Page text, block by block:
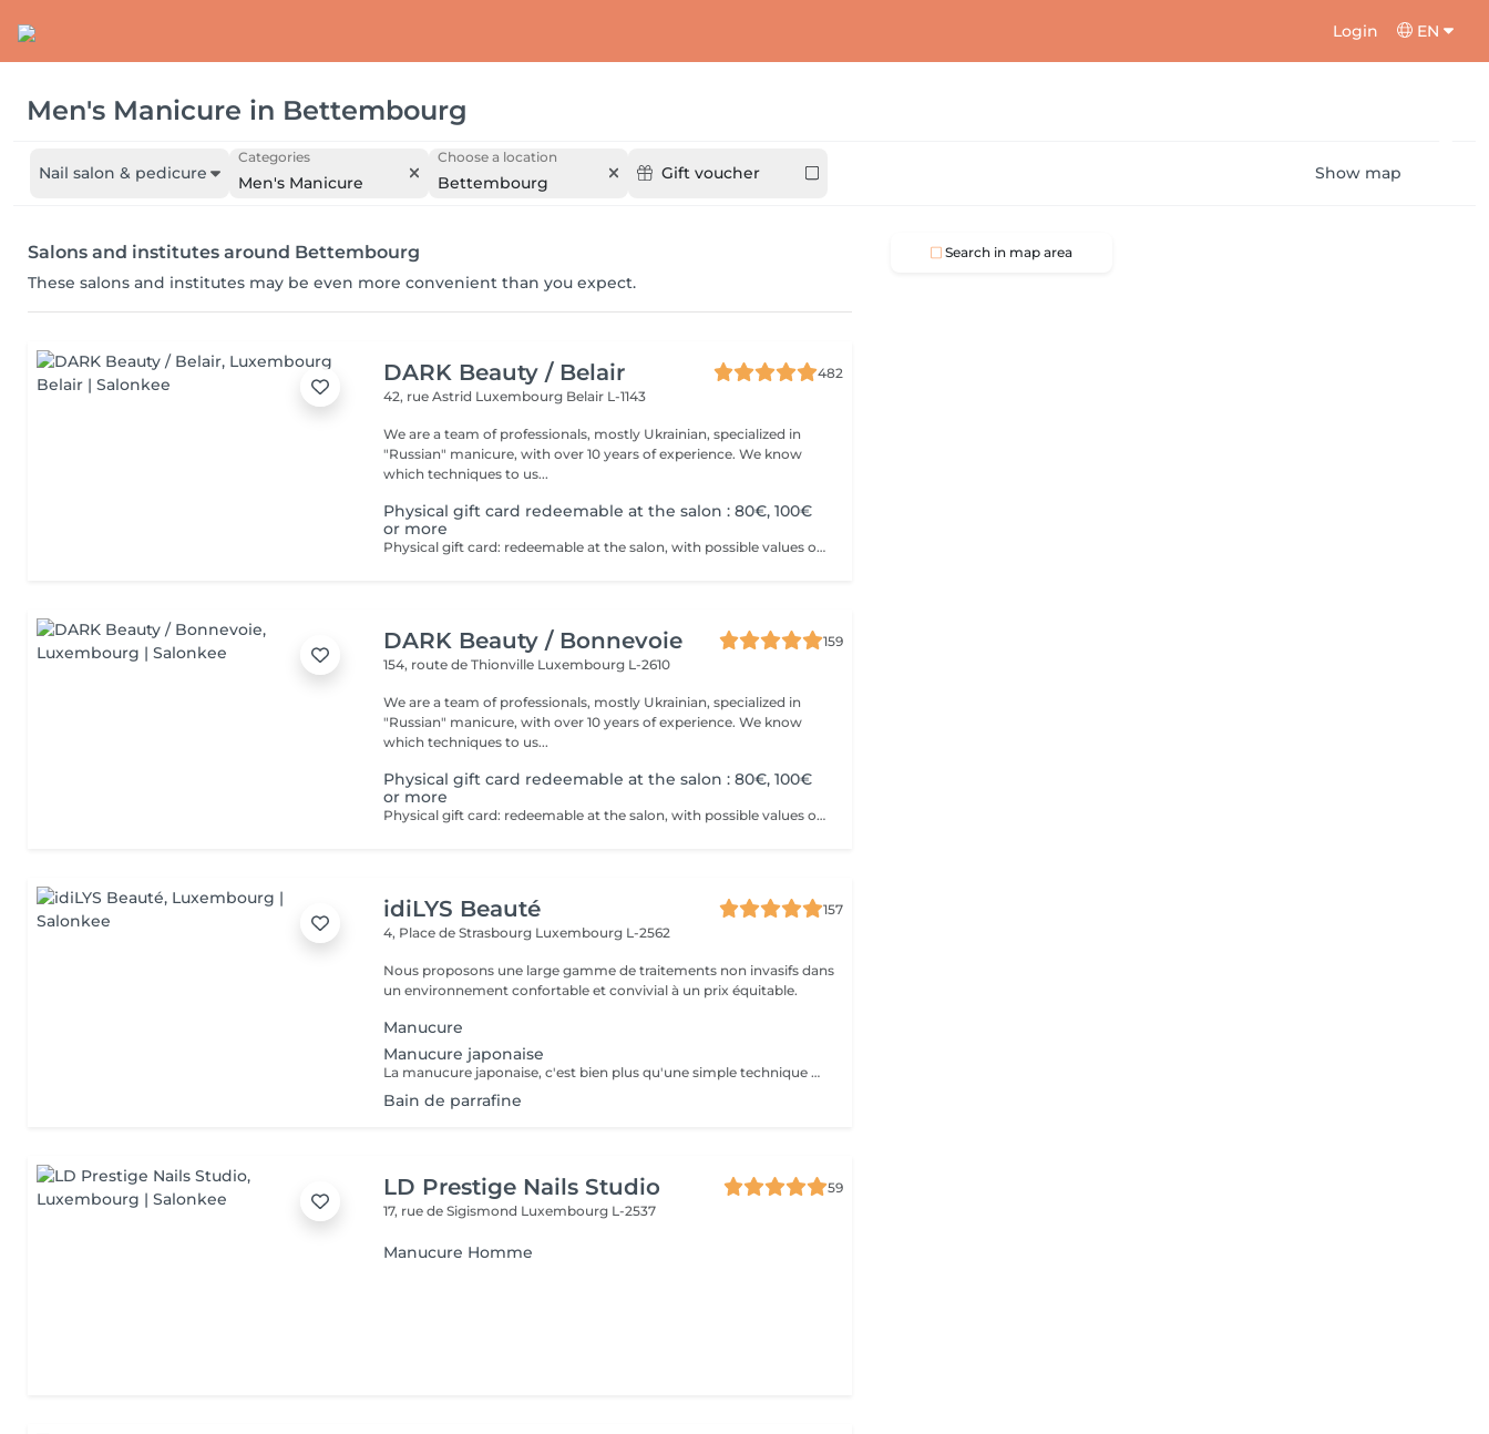
Login EN
Men's Manicure in Bettembourg
Nail salon & pedicure
Categories
Men's Manicure
Choose a location
Bettembourg Gift voucher Show map
Salons and institutes around Bettembourg
These salons and institutes may be even more convenient than you expect.
DARK Beauty / Belair
482
42, rue Astrid Luxembourg Belair L-1143
We are a team of professionals, mostly Ukrainian, specialized in
"Russian" manicure, with over 10 years of experience. We know
which techniques to us...
Physical gift card redeemable at the salon : 80€, 100€
or more
Physical gift card: redeemable at the salon, with possible values of 80€, 100€, or more than 100€. Electronic gift card: redeemable via email, with any value of your choice, available for purchase here on this website. Our gift vouchers are valid for all our services and can be used multiple times.
DARK Beauty / Bonnevoie
159
154, route de Thionville Luxembourg L-2610
We are a team of professionals, mostly Ukrainian, specialized in
"Russian" manicure, with over 10 years of experience. We know
which techniques to us...
Physical gift card redeemable at the salon : 80€, 100€
or more
Physical gift card: redeemable at the salon, with possible values of 80€, 100€, or more than 100€. Electronic gift card: redeemable via email, with any value of your choice, available for purchase here on this website. Our gift vouchers are valid for all our services and can be used multiple times.
idiLYS Beauté
157
4, Place de Strasbourg Luxembourg L-2562
Nous proposons une large gamme de traitements non invasifs dans
un environnement confortable et convivial à un prix équitable.
Manucure
Manucure japonaise
La manucure japonaise, c'est bien plus qu'une simple technique de soin des ongles. Le but, c'est vraiment de redonner de l'éclat et de la vitalité aux ongles. Des ingrédients naturels sont utilisés pour chouchouter les ongles et mettre en valeur leur beauté innée : - on nourrit et on renforce les ongles avec des produits comme la cire d'abeille, le lait de riz et le soja. - on utilise des outils spécifiques et des techniques toutes douces, comme un polissage délicat et l'application de pâtes riches en nutriments.
Bain de parrafine
LD Prestige Nails Studio
59
17, rue de Sigismond Luxembourg L-2537
Manucure Homme
Search in map area